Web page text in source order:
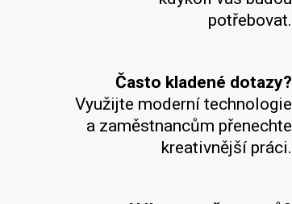
potřebovat.
Často kladené dotazy?
Využijte moderní technologie
a zaměstnancům přenechte
kreativnější práci.